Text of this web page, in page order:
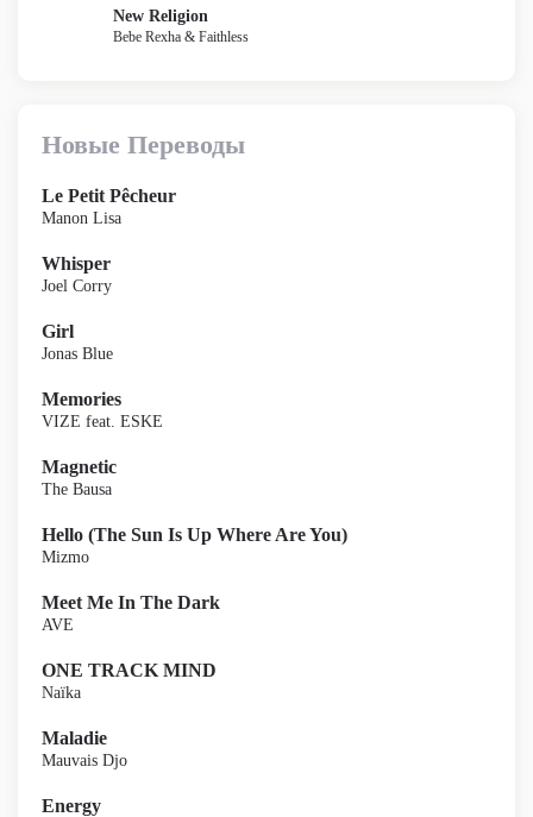
New Religion
Bebe Rexha & Faithless
Новые Переводы
Le Petit Pêcheur
Manon Lisa
Whisper
Joel Corry
Girl
Jonas Blue
Memories
VIZE feat. ESKE
Magnetic
The Bausa
Hello (The Sun Is Up Where Are You)
Mizmo
Meet Me In The Dark
AVE
ONE TRACK MIND
Naïka
Maladie
Mauvais Djo
Energy